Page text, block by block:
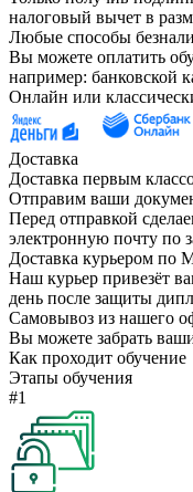
налоговый вычет в
Любые способы
Вы можете оплатить
например: банковской
Онлайн или
Доставка
Доставка первым
Отправим ваши
Перед отправкой
электронную почту по
Доставка курьером по
Наш курьер привезёт
день после защиты
Самовывоз из нашего
Вы можете забрать
Как проходит обучение
Этапы обучения
#1